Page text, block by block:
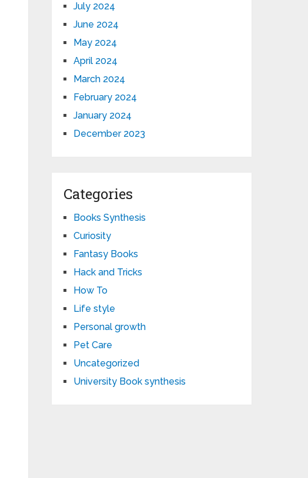
July 2024
June 2024
May 2024
April 2024
March 2024
February 2024
January 2024
December 2023
Categories
Books Synthesis
Curiosity
Fantasy Books
Hack and Tricks
How To
Life style
Personal growth
Pet Care
Uncategorized
University Book synthesis